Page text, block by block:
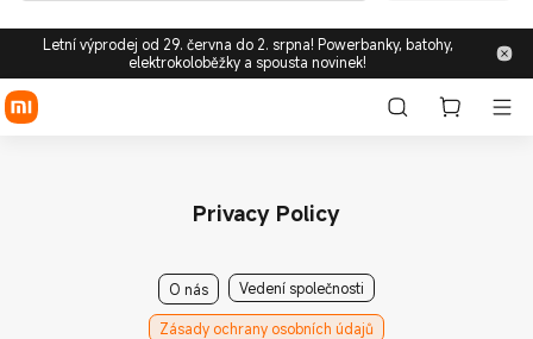
Letní výprodej od 29. června do 2. srpna! Powerbanky, batohy,
elektrokoloběžky a spousta novinek!
Privacy Policy
O nás Vedení společnosti
Zásady ochrany osobních údajů